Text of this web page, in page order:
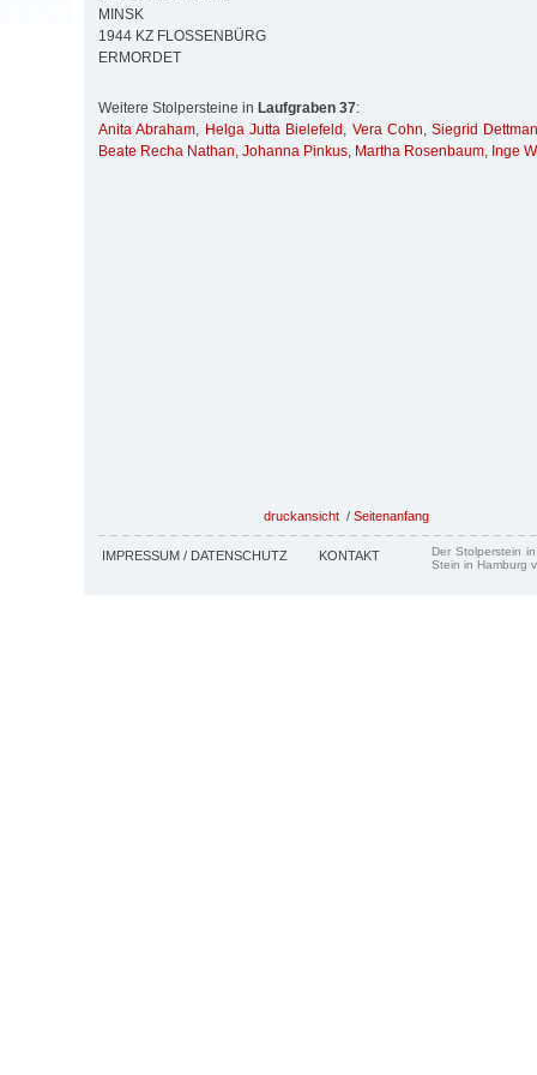
MINSK
1944 KZ FLOSSENBÜRG
ERMORDET
Weitere Stolpersteine in Laufgraben 37:
Anita Abraham, Helga Jutta Bielefeld , Vera Cohn,Siegrid
Beate Recha Nathan, Johanna Pinkus, Martha Rosenbaum, Inge
druckansicht / Seitenanfang
IMPRESSUM / DATENSCHUTZ KONTAKT
Der Stolperstein
Stein in Hamburg